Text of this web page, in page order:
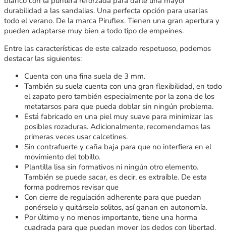
durabilidad a las sandalias. Una perfecta opción para usarlas
todo el verano. De la marca Piruflex. Tienen una gran apertura y
pueden adaptarse muy bien a todo tipo de empeines.
Entre las características de este calzado respetuoso, podemos
destacar las siguientes:
Cuenta con una fina suela de 3 mm.
También su suela cuenta con una gran flexibilidad, en todo
el zapato pero también especialmente por la zona de los
metatarsos para que pueda doblar sin ningún problema.
Está fabricado en una piel muy suave para minimizar las
posibles rozaduras. Adicionalmente, recomendamos las
primeras veces usar calcetines.
Sin contrafuerte y caña baja para que no interfiera en el
movimiento del tobillo.
Plantilla lisa sin formativos ni ningún otro elemento.
También se puede sacar, es decir, es extraíble. De esta
forma podremos revisar que
Con cierre de regulación adherente para que puedan
ponérselo y quitárselo solitos, así ganan en autonomía.
Por último y no menos importante, tiene una horma
cuadrada para que puedan mover los dedos con libertad.